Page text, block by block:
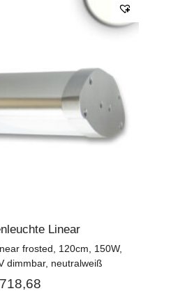
Linear
frosted, 120cm, 150W,
dimmbar, neutralweiß